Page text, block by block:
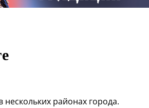
районах города.